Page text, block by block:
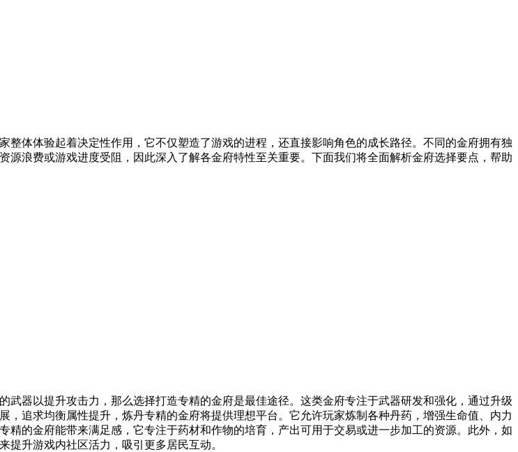
整体体验起着决定性作用，它不仅塑造了游戏的进程，还直接影响角色的成长路径。不同的金府拥有独
浪费或游戏进度受阻，因此深入了解各金府特性至关重要。下面我们将全面解析金府选择要点，帮助
器以提升攻击力，那么选择打造专精的金府是最佳途径。这类金府专注于武器研发和强化，通过升级
追求均衡属性提升，炼丹专精的金府将提供理想平台。它允许玩家炼制各种丹药，增强生命值、内力
的金府能带来满足感，它专注于药材和作物的培育，产出可用于交易或进一步加工的资源。此外，如
升游戏内社区活力，吸引更多居民互动。